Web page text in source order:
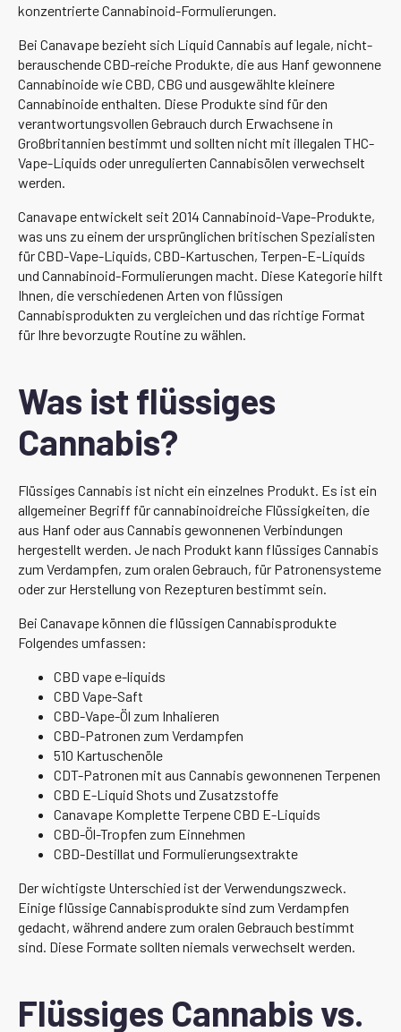
konzentrierte Cannabinoid-Formulierungen.
Bei Canavape bezieht sich Liquid Cannabis auf legale, nicht-
berauschende CBD-reiche Produkte, die aus Hanf gewonnene
Cannabinoide wie CBD, CBG und ausgewählte kleinere
Cannabinoide enthalten. Diese Produkte sind für den
verantwortungsvollen Gebrauch durch Erwachsene in
Großbritannien bestimmt und sollten nicht mit illegalen THC-
Vape-Liquids oder unregulierten Cannabisölen verwechselt
werden.
Canavape entwickelt seit 2014 Cannabinoid-Vape-Produkte,
was uns zu einem der ursprünglichen britischen Spezialisten
für CBD-Vape-Liquids, CBD-Kartuschen, Terpen-E-Liquids
und Cannabinoid-Formulierungen macht. Diese Kategorie hilft
Ihnen, die verschiedenen Arten von flüssigen
Cannabisprodukten zu vergleichen und das richtige Format
für Ihre bevorzugte Routine zu wählen.
Was ist flüssiges
Cannabis?
Flüssiges Cannabis ist nicht ein einzelnes Produkt. Es ist ein
allgemeiner Begriff für cannabinoidreiche Flüssigkeiten, die
aus Hanf oder aus Cannabis gewonnenen Verbindungen
hergestellt werden. Je nach Produkt kann flüssiges Cannabis
zum Verdampfen, zum oralen Gebrauch, für Patronensysteme
oder zur Herstellung von Rezepturen bestimmt sein.
Bei Canavape können die flüssigen Cannabisprodukte
Folgendes umfassen:
CBD vape e-liquids
CBD Vape-Saft
CBD-Vape-Öl zum Inhalieren
CBD-Patronen zum Verdampfen
510 Kartuschenöle
CDT-Patronen mit aus Cannabis gewonnenen Terpenen
CBD E-Liquid Shots und Zusatzstoffe
Canavape Komplette Terpene CBD E-Liquids
CBD-Öl-Tropfen zum Einnehmen
CBD-Destillat und Formulierungsextrakte
Der wichtigste Unterschied ist der Verwendungszweck.
Einige flüssige Cannabisprodukte sind zum Verdampfen
gedacht, während andere zum oralen Gebrauch bestimmt
sind. Diese Formate sollten niemals verwechselt werden.
Flüssiges Cannabis vs.